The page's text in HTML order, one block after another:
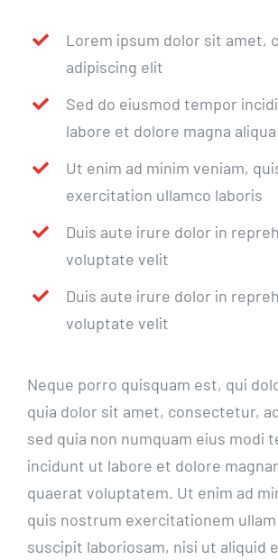
Lorem ipsum dolor sit amet,
adipiscing elit
Sed do eiusmod tempor
labore et dolore magna aliqua
Ut enim ad minim veniam,
exercitation ullamco laboris
Duis aute irure dolor in
voluptate velit
Duis aute irure dolor in
voluptate velit
Neque porro quisquam est, qui
quia dolor sit amet, consectetur,
sed quia non numquam eius modi
incidunt ut labore et dolore
quaerat voluptatem. Ut enim ad
quis nostrum exercitationem
suscipit laboriosam, nisi ut aliquid